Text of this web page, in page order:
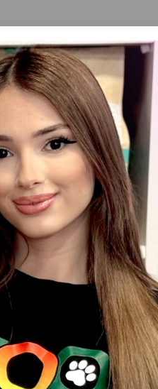
vacibdir.
Hamısını Gör
FEEL IN JELLY YETKIN
YAŞ YEM, TOYUQ ƏTI ILƏ